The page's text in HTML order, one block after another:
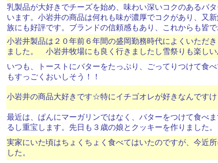
乳製品が大好きでチーズを始め、味わい深いコクのあるバ
います。小岩井の商品は何れも味が濃厚でコクがあり、又
族にも好評です。ブランドの信頼感もあり、これからも皆
小岩井製品は２０年前６年間の盛岡勤務時代によくいた
ました。 小岩井牧場にも良く行きましたし雪祭りも楽し
いつも、トーストにバターをたっぷり、ごってりつけて食
もすっごくおいしそう！！
小岩井の商品大好きです☆特にイチゴオレが好きなんです
最近は、ぱんにマーガリンではなく、バターをつけて食べ
るし重宝します。先日も３歳の娘とクッキーを作りました
実家にいた頃はちょくちょく食べてはいたのですが、今近
した。